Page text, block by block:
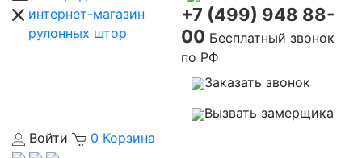
+7 (499) 948 88-
00 Бесплатный звонок
по РФ
Заказать звонок
Вызвать замерщика
Войти
0 Корзина